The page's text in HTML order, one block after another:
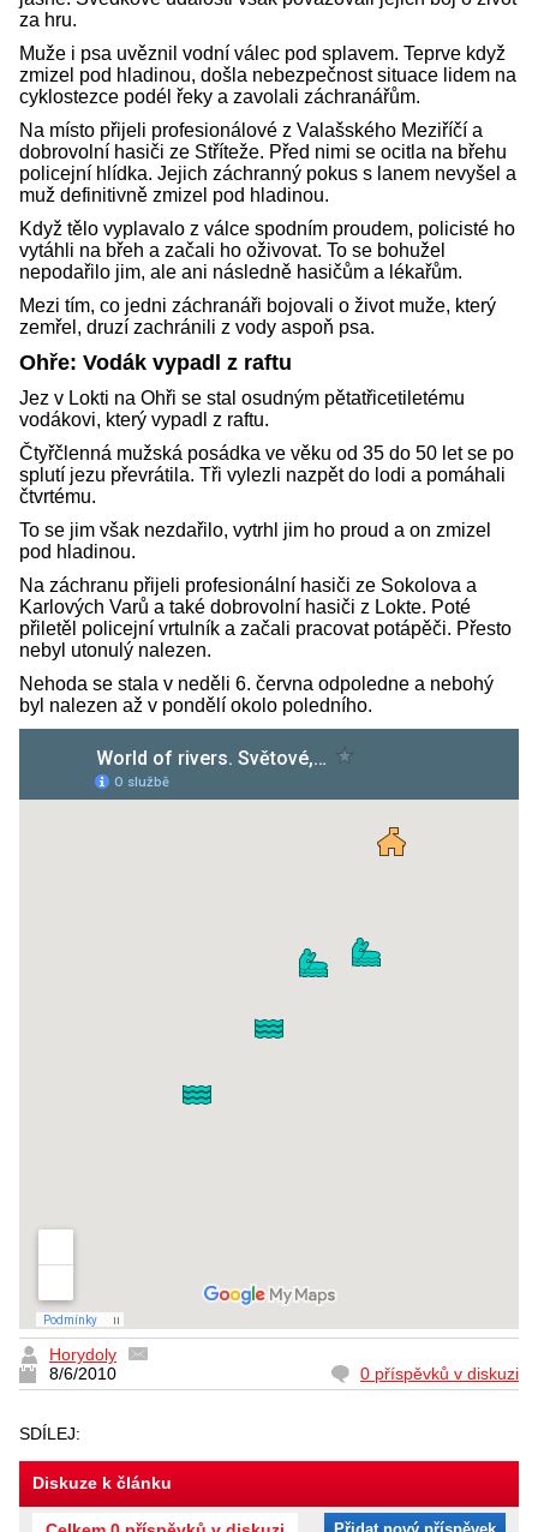
za hru.
Muže i psa uvěznil vodní válec pod splavem. Teprve když
zmizel pod hladinou, došla nebezpečnost situace lidem na
cyklostezce podél řeky a zavolali záchranářům.
Na místo přijeli profesionálové z Valašského Meziříčí a
dobrovolní hasiči ze Stříteže. Před nimi se ocitla na břehu
policejní hlídka. Jejich záchranný pokus s lanem nevyšel a
muž definitivně zmizel pod hladinou.
Když tělo vyplavalo z válce spodním proudem, policisté ho
vytáhli na břeh a začali ho oživovat. To se bohužel
nepodařilo jim, ale ani následně hasičům a lékařům.
Mezi tím, co jedni záchranáři bojovali o život muže, který
zemřel, druzí zachránili z vody aspoň psa.
Ohře: Vodák vypadl z raftu
Jez v Lokti na Ohři se stal osudným pětatřicetiletému
vodákovi, který vypadl z raftu.
Čtyřčlenná mužská posádka ve věku od 35 do 50 let se po
splutí jezu převrátila. Tři vylezli nazpět do lodi a pomáhali
čtvrtému.
To se jim však nezdařilo, vytrhl jim ho proud a on zmizel
pod hladinou.
Na záchranu přijeli profesionální hasiči ze Sokolova a
Karlových Varů a také dobrovolní hasiči z Lokte. Poté
přiletěl policejní vrtulník a začali pracovat potápěči. Přesto
nebyl utonulý nalezen.
Nehoda se stala v neděli 6. června odpoledne a nebohý
byl nalezen až v pondělí okolo poledního.
Horydoly
8/6/2010
0 příspěvků v diskuzi
SDÍLEJ:
Diskuze k článku